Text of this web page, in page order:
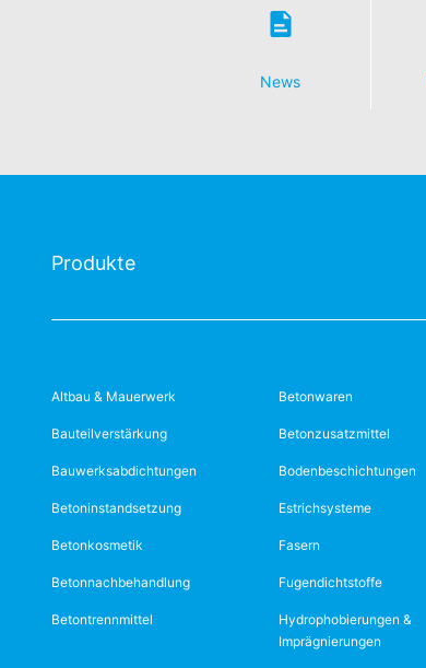
News
Produkte
Altbau & Mauerwerk
Bauteilverstärkung
Bauwerksabdichtungen
Betoninstandsetzung
Betonkosmetik
Betonnachbehandlung
Betontrennmittel
Betonwaren
Betonzusatzmittel
Bodenbeschichtungen
Estrichsysteme
Fasern
Fugendichtstoffe
Hydrophobierungen &
Imprägnierungen